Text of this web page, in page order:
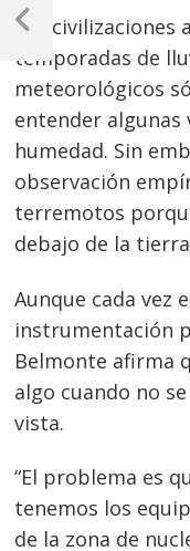
Las civilizaciones
temporadas de
meteorológicos
entender algunas
humedad. Sin
observación
terremotos
debajo de la
Aunque cada vez
instrumentación
Belmonte afirma
algo cuando no
vista.
“El problema es
tenemos los
de la zona de
de
entradas
Previous